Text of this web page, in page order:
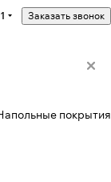
Заказать звонок
покрытия